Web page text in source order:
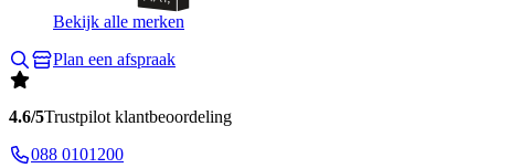
Bekijk alle merken
Plan een afspraak
4.6/5Trustpilot klantbeoordeling
088 0101200